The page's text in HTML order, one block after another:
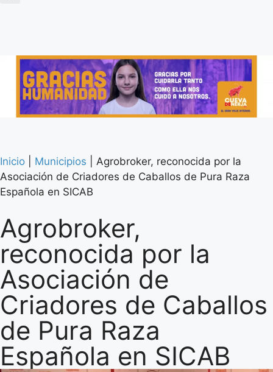
Inicio Municipios
Agrobroker, reconocida por la
Asociación de Criadores de Caballos de Pura Raza
Española en SICAB
Agrobroker,
reconocida por la
Asociación de
Criadores de Caballos
de Pura Raza
Española en SICAB